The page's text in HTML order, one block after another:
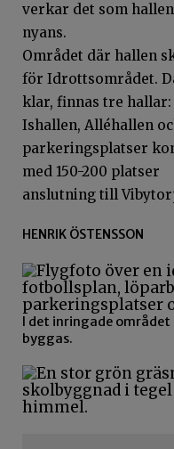
verkar det som
nyans.
Området där hallen
för Idrottsområdet.
klar, finnas tre hallar:
Ishallen, Alléhallen
parkeringsplatser
med 150-200 platser
anslutning till
HENRIK ÖSTENSSON
I det inringade
byggas.